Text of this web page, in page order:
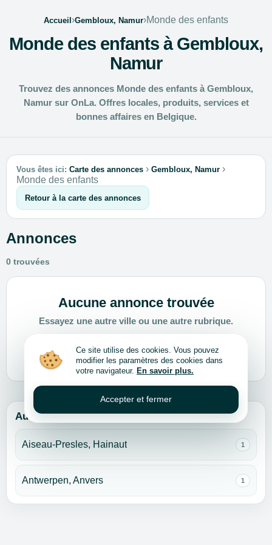
Accueil›Gembloux, Namur›Monde des enfants
Monde des enfants à Gembloux,
Namur
Trouvez des annonces Monde des enfants à Gembloux,
Namur sur OnLa. Offres locales, produits, services et
bonnes affaires en Belgique.
Vous êtes ici: Carte des annonces › Gembloux, Namur ›
Monde des enfants
Retour à la carte des annonces
Annonces
0 trouvées
Aucune annonce trouvée
Essayez une autre ville ou une autre rubrique.
Choisir une autre ville ou rubrique
Autres villes pour cette rubrique
Aiseau-Presles, Hainaut 1
Antwerpen, Anvers 1
Ce site utilise des cookies. Vous pouvez
modifier les paramètres des cookies dans
votre navigateur. En savoir plus.
Accepter et fermer